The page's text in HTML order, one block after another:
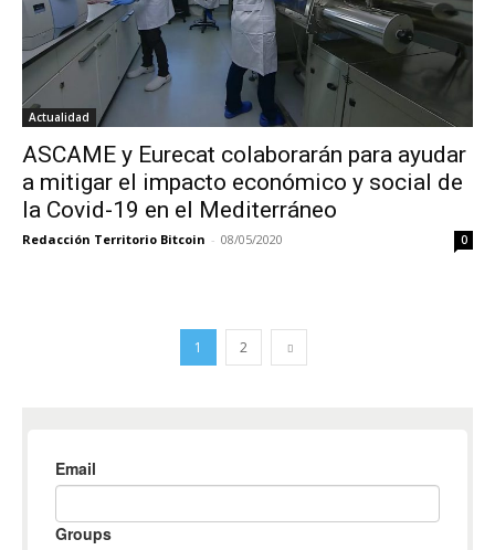
Actualidad
ASCAME y Eurecat colaborarán para ayudar
a mitigar el impacto económico y social de
la Covid-19 en el Mediterráneo
Redacción Territorio Bitcoin - 08/05/2020 0
1 2